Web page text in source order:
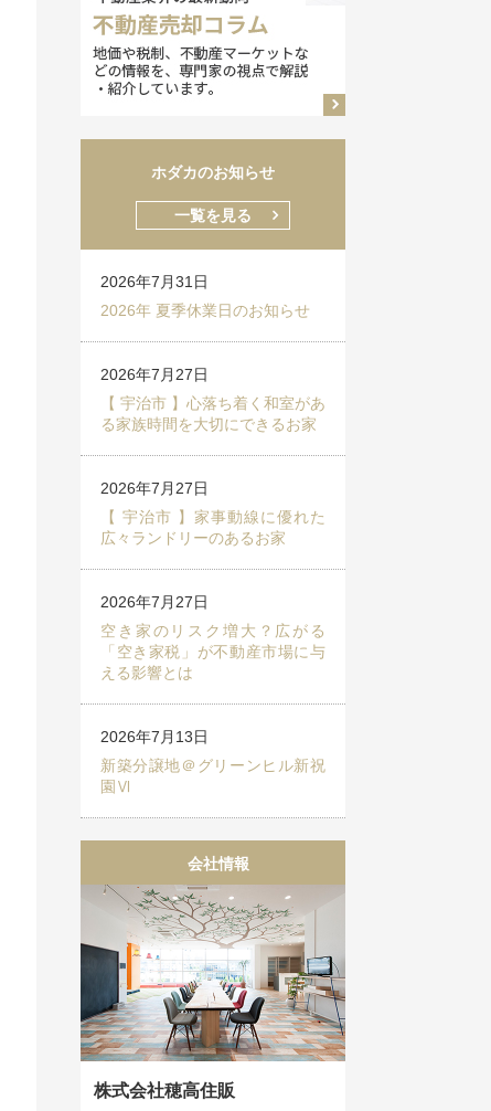
ホダカのお知らせ
一覧を見る
2026年7月31日
2026年 夏季休業日のお知らせ
2026年7月27日
【 宇治市 】心落ち着く和室があ
る家族時間を大切にできるお家
2026年7月27日
【 宇治市 】家事動線に優れた
広々ランドリーのあるお家
2026年7月27日
空き家のリスク増大？広がる
「空き家税」が不動産市場に与
える影響とは
2026年7月13日
新築分譲地＠グリーンヒル新祝
園Ⅵ
会社情報
株式会社穂高住販